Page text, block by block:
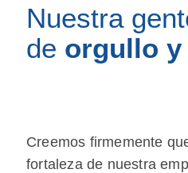
Nuestra
de orgullo y
Creemos firmemente
fortaleza de nuestra